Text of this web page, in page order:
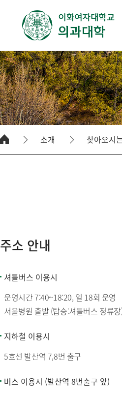
소개 찾아오시
주소 안내
셔틀버스 이용시
운영시간 7:40~18:20, 일 18회 운영
서울병원 출발 (탑승:셔틀버스 정류
지하철 이용시
5호선 발산역 7,8번 출구
버스 이용시 (발산역 8번출구 앞)